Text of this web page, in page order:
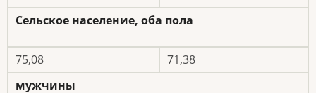
Сельское население, оба пола
75,08
71,38
мужчины